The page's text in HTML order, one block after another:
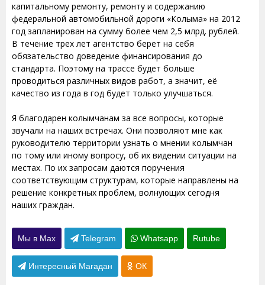
капитальному ремонту, ремонту и содержанию
федеральной автомобильной дороги «Колыма» на 2012
год запланирован на сумму более чем 2,5 млрд. рублей.
В течение трех лет агентство берет на себя
обязательство доведение финансирования до
стандарта. Поэтому на трассе будет больше
проводиться различных видов работ, а значит, её
качество из года в год будет только улучшаться.
Я благодарен колымчанам за все вопросы, которые
звучали на наших встречах. Они позволяют мне как
руководителю территории узнать о мнении колымчан
по тому или иному вопросу, об их видении ситуации на
местах. По их запросам даются поручения
соответствующим структурам, которые направлены на
решение конкретных проблем, волнующих сегодня
наших граждан.
Мы в Max Telegram Whatsapp Rutube
Интересный Магадан ОК